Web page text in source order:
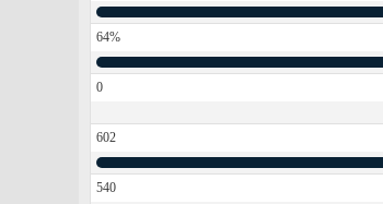
64%
0
602
540